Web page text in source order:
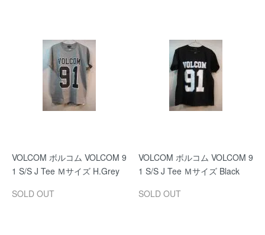
VOLCOM ボルコム VOLCOM 9
1 S/S J Tee Ｍサイズ H.Grey
SOLD OUT
VOLCOM ボルコム VOLCOM 9
1 S/S J Tee Ｍサイズ Black
SOLD OUT